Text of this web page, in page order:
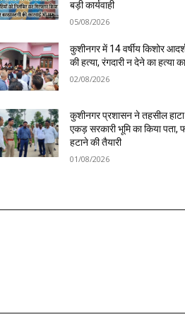
बड़ी कार्यवाही
05/08/2026
कुशीनगर में 14 वर्षीय किशोर
की हत्या, रंगदारी न देने का हत्या
02/08/2026
कुशीनगर प्रशासन ने तहसील
एकड़ सरकारी भूमि का किया पता,
हटाने की तैयारी
01/08/2026